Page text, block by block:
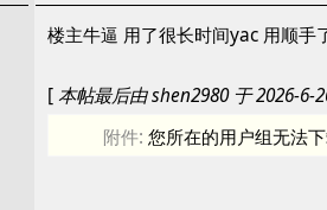
楼主牛逼 用了很长时间yac 用顺手
[本帖最后由 shen2980 于 2026-6-
附件:您所在的用户组无法